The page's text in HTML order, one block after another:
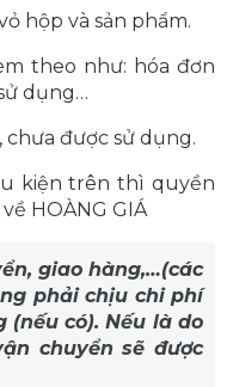
hộp và sản phẩm.
theo như: hóa đơn
dụng…
được sử dụng.
kiện trên thì quyền
HOÀNG GIÁ
giao hàng,…(các
phải chịu chi phí
có). Nếu là do
chuyển sẽ được